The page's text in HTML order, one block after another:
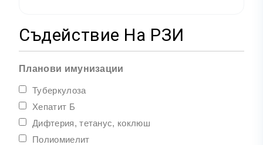
Съдействие На РЗИ
Планови имунизации
Туберкулоза
Хепатит Б
Дифтерия, тетанус, коклюш
Полиомиелит